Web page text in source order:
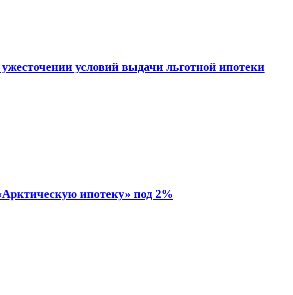
условий выдачи льготной ипотеки
ипотеку» под 2%